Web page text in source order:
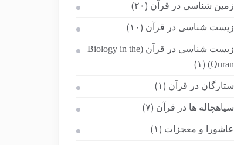
زمین شناسی در قرآن (۲۰)
زیست شناسی در قرآن (۱۰)
زیست شناسی در قرآن (Biology in the
Quran)
(۱)
ستارگان در قرآن (۱)
سیاهچاله ها در قرآن (۷)
عاشورا و معجزات (۱)